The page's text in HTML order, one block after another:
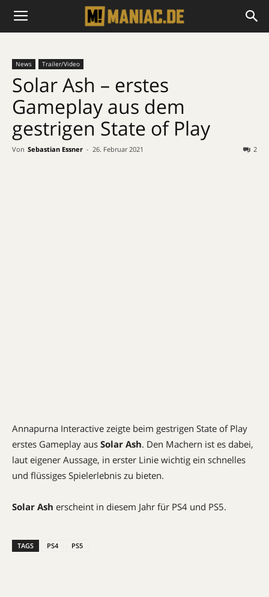
News Trailer/Video
Solar Ash – erstes
Gameplay aus dem
gestrigen State of Play
Von Sebastian Essner - 26. Februar 2021 2
Annapurna Interactive zeigte beim gestrigen State of Play
erstes Gameplay aus Solar Ash. Den Machern ist es dabei,
laut eigener Aussage, in erster Linie wichtig ein schnelles
und flüssiges Spielerlebnis zu bieten.
Solar Ash erscheint in diesem Jahr für PS4 und PS5.
TAGS PS4 PS5